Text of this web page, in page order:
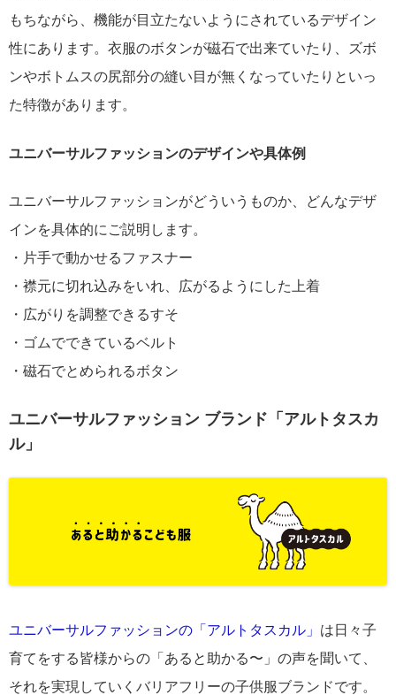
もちながら、機能が目立たないようにされているデザイン
性にあります。衣服のボタンが磁石で出来ていたり、ズボ
ンやボトムスの尻部分の縫い目が無くなっていたりといっ
た特徴があります。
ユニバーサルファッションのデザインや具体例
ユニバーサルファッションがどういうものか、どんなデザ
インを具体的にご説明します。
・片手で動かせるファスナー
・襟元に切れ込みをいれ、広がるようにした上着
・広がりを調整できるすそ
・ゴムでできているベルト
・磁石でとめられるボタン
ユニバーサルファッション ブランド「アルトタスカ
ル」
ユニバーサルファッションの「アルトタスカル」 は日々子
育てをする皆様からの「あると助かる〜」の声を聞いて、
それを実現していくバリアフリーの子供服ブランドです。